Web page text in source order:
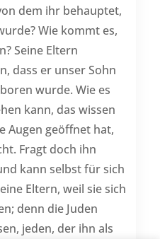
dem ihr behauptet,
Wie kommt es,
Seine Eltern
dass er unser Sohn
wurde. Wie es
kann, das wissen
Augen geöffnet hat,
Fragt doch ihn
kann selbst für sich
Eltern, weil sie sich
denn die Juden
jeden, der ihn als